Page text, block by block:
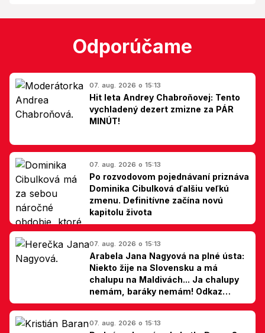
Odporúčame
07. aug. 2026 o 15:13
Hit leta Andrey Chabroňovej: Tento
vychladený dezert zmizne za PÁR
MINÚT!
07. aug. 2026 o 15:13
Po rozvodovom pojednávaní priznáva
Dominika Cibulková ďalšiu veľkú
zmenu. Definitívne začína novú
kapitolu života
07. aug. 2026 o 15:13
Arabela Jana Nagyová na plné ústa:
Niekto žije na Slovensku a má
chalupu na Maldivách... Ja chalupy
nemám, baráky nemám! Odkaz
Slovákom
07. aug. 2026 o 15:13